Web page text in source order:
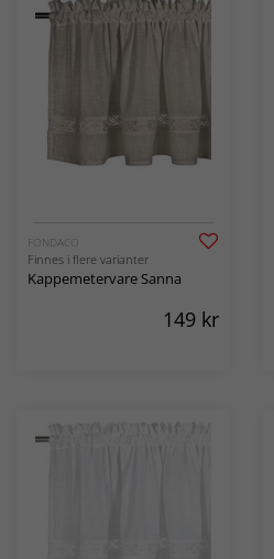
FONDACO
Finnes i flere varianter
Kappemetervare Sanna
149 kr